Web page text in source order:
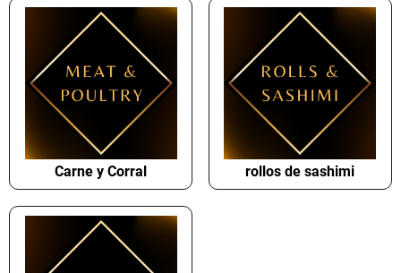
Carne y Corral rollos de sashimi